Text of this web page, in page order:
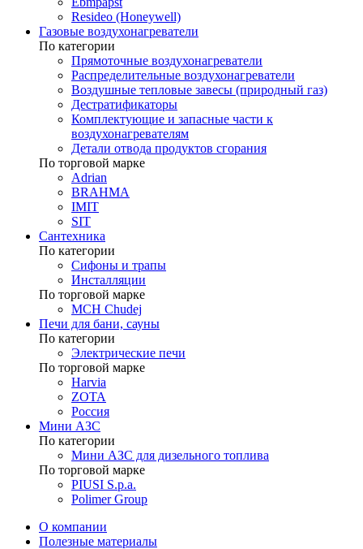
Resideo (Honeywell)
Газовые воздухонагреватели
По категории
Прямоточные воздухонагреватели
Распределительные воздухонагреватели
Воздушные тепловые завесы (природный газ)
Дестратификаторы
Комплектующие и запасные части к
воздухонагревателям
Детали отвода продуктов сгорания
По торговой марке
Adrian
BRAHMA
IMIT
SIT
Сантехника
По категории
Сифоны и трапы
Инсталляции
По торговой марке
MCH Chudej
Печи для бани, сауны
По категории
Электрические печи
По торговой марке
Harvia
ZOTA
Россия
Мини АЗС
По категории
Мини АЗС для дизельного топлива
По торговой марке
PIUSI S.p.a.
Polimer Group
О компании
Полезные материалы